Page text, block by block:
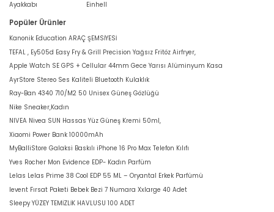
Ayakkabı
Einhell
Popüler Ürünler
Kanonik Education ARAÇ ŞEMSİYESİ
TEFAL , Ey505d Easy Fry & Grill Precision Yağsız Fritöz Airfryer,
Apple Watch SE GPS + Cellular 44mm Gece Yarısı Alüminyum Kasa
AyrStore Stereo Ses Kaliteli Bluetooth Kulaklık
Ray-Ban 4340 710/M2 50 Unisex Güneş Gözlüğü
Nike Sneaker,Kadın
NIVEA Nivea SUN Hassas Yüz Güneş Kremi 50ml,
Xiaomi Power Bank 10000mAh
MyBalliStore Galaksi Baskılı iPhone 16 Pro Max Telefon Kılıfı
Yves Rocher Mon Evidence EDP- Kadın Parfüm
Lelas Lelas Prime 38 Cool EDP 55 ML – Oryantal Erkek Parfümü
levent Fırsat Paketi Bebek Bezi 7 Numara Xxlarge 40 Adet
Sleepy YÜZEY TEMİZLİK HAVLUSU 100 ADET